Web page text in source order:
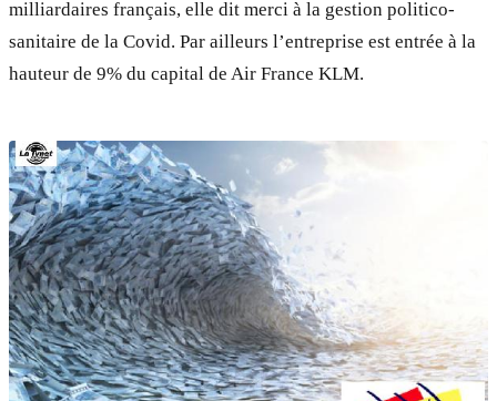
milliardaires français, elle dit merci à la gestion politico-
sanitaire de la Covid. Par ailleurs l’entreprise est entrée à la
hauteur de 9% du capital de Air France KLM.